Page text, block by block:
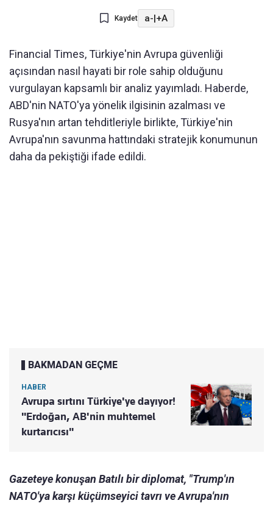
Kaydet a-|+A
Financial Times, Türkiye'nin Avrupa güvenliği
açısından nasıl hayati bir role sahip olduğunu
vurgulayan kapsamlı bir analiz yayımladı. Haberde,
ABD'nin NATO'ya yönelik ilgisinin azalması ve
Rusya'nın artan tehditleriyle birlikte, Türkiye'nin
Avrupa'nın savunma hattındaki stratejik konumunun
daha da pekiştiği ifade edildi.
BAKMADAN GEÇME
HABER
Avrupa sırtını Türkiye'ye dayıyor!
"Erdoğan, AB'nin muhtemel
kurtarıcısı"
Gazeteye konuşan Batılı bir diplomat, "Trump'ın
NATO'ya karşı küçümseyici tavrı ve Avrupa'nın